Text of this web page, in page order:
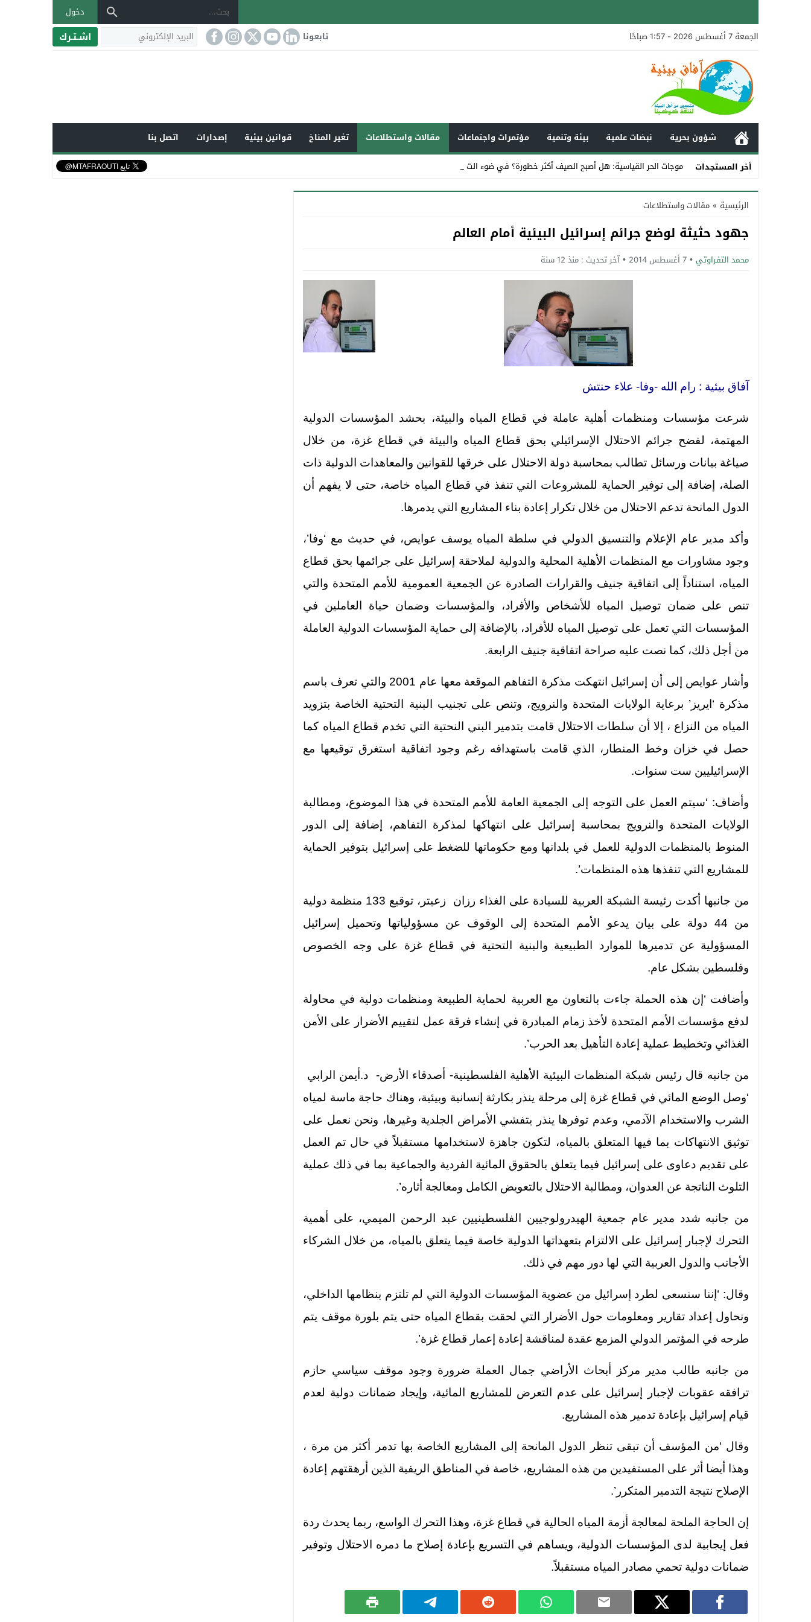
دخول
الجمعة 7 أغسطس 2026 - 1:57 صباحًا
تابعونا اشـتـرك
شؤون بحرية نبضات علمية بيئة وتنمية مؤتمرات واجتماعات مقالات واستطلاعات تغير المناخ قوانين بيئية إصدارات
اتصل بنا
أخر المستجدات
موجات الحر القياسية: هل أصبح الصيف أكثر خطورة؟ في ضوء التغير المناخ _
Stop
Previous
Next
الرئيسية » مقالات واستطلاعات
جهود حثيثة لوضع جرائم إسرائيل البيئية أمام العالم
محمد التفراوتي 7 أغسطس 2014 آخر تحديث : منذ 12 سنة
آفاق بيئية : رام الله -وفا- علاء حنتش
شرعت مؤسسات ومنظمات أهلية عاملة في قطاع المياه والبيئة، بحشد المؤسسات الدولية
المهتمة، لفضح جرائم الاحتلال الإسرائيلي بحق قطاع المياه والبيئة في قطاع غزة، من خلال
صياغة بيانات ورسائل تطالب بمحاسبة دولة الاحتلال على خرقها للقوانين والمعاهدات الدولية ذات
الصلة، إضافة إلى توفير الحماية للمشروعات التي تنفذ في قطاع المياه خاصة، حتى لا يفهم أن
الدول المانحة تدعم الاحتلال من خلال تكرار إعادة بناء المشاريع التي يدمرها.
وأكد مدير عام الإعلام والتنسيق الدولي في سلطة المياه يوسف عوايص، في حديث مع ‘وفا’،
وجود مشاورات مع المنظمات الأهلية المحلية والدولية لملاحقة إسرائيل على جرائمها بحق قطاع
المياه، استناداً إلى اتفاقية جنيف والقرارات الصادرة عن الجمعية العمومية للأمم المتحدة والتي
تنص على ضمان توصيل المياه للأشخاص والأفراد، والمؤسسات وضمان حياة العاملين في
المؤسسات التي تعمل على توصيل المياه للأفراد، بالإضافة إلى حماية المؤسسات الدولية العاملة
من أجل ذلك، كما نصت عليه صراحة اتفاقية جنيف الرابعة.
وأشار عوايص إلى أن إسرائيل انتهكت مذكرة التفاهم الموقعة معها عام 2001 والتي تعرف باسم
مذكرة ‘ايريز’ برعاية الولايات المتحدة والنرويج، وتنص على تجنيب البنية التحتية الخاصة بتزويد
المياه من النزاع ، إلا أن سلطات الاحتلال قامت بتدمير البني النحتية التي تخدم قطاع المياه كما
حصل في خزان وخط المنطار، الذي قامت باستهدافه رغم وجود اتفاقية استغرق توقيعها مع
الإسرائيليين ست سنوات.
وأضاف: ‘سيتم العمل على التوجه إلى الجمعية العامة للأمم المتحدة في هذا الموضوع، ومطالبة
الولايات المتحدة والنرويج بمحاسبة إسرائيل على انتهاكها لمذكرة التفاهم، إضافة إلى الدور
المنوط بالمنظمات الدولية للعمل في بلدانها ومع حكوماتها للضغط على إسرائيل بتوفير الحماية
للمشاريع التي تنفذها هذه المنظمات’.
من جانبها أكدت رئيسة الشبكة العربية للسيادة على الغذاء رزان زعيتر، توقيع 133 منظمة دولية
من 44 دولة على بيان يدعو الأمم المتحدة إلى الوقوف عن مسؤولياتها وتحميل إسرائيل
المسؤولية عن تدميرها للموارد الطبيعية والبنية التحتية في قطاع غزة على وجه الخصوص
وفلسطين بشكل عام.
وأضافت ‘إن هذه الحملة جاءت بالتعاون مع العربية لحماية الطبيعة ومنظمات دولية في محاولة
لدفع مؤسسات الأمم المتحدة لأخذ زمام المبادرة في إنشاء فرقة عمل لتقييم الأضرار على الأمن
الغذائي وتخطيط عملية إعادة التأهيل بعد الحرب’.
من جانبه قال رئيس شبكة المنظمات البيئية الأهلية الفلسطينية- أصدقاء الأرض- د.أيمن الرابي
‘وصل الوضع المائي في قطاع غزة إلى مرحلة ينذر بكارثة إنسانية وبيئية، وهناك حاجة ماسة لمياه
الشرب والاستخدام الآدمي، وعدم توفرها ينذر يتفشي الأمراض الجلدية وغيرها، ونحن نعمل على
توثيق الانتهاكات بما فيها المتعلق بالمياه، لتكون جاهزة لاستخدامها مستقبلاً في حال تم العمل
على تقديم دعاوى على إسرائيل فيما يتعلق بالحقوق المائية الفردية والجماعية بما في ذلك عملية
التلوث الناتجة عن العدوان، ومطالبة الاحتلال بالتعويض الكامل ومعالجة أثاره’.
من جانبه شدد مدير عام جمعية الهيدرولوجيين الفلسطينيين عبد الرحمن الميمي، على أهمية
التحرك لإجبار إسرائيل على الالتزام بتعهداتها الدولية خاصة فيما يتعلق بالمياه، من خلال الشركاء
الأجانب والدول العربية التي لها دور مهم في ذلك.
وقال: ‘إننا سنسعى لطرد إسرائيل من عضوية المؤسسات الدولية التي لم تلتزم بنظامها الداخلي،
ونحاول إعداد تقارير ومعلومات حول الأضرار التي لحقت بقطاع المياه حتى يتم بلورة موقف يتم
طرحه في المؤتمر الدولي المزمع عقدة لمناقشة إعادة إعمار قطاع غزة’.
من جانبه طالب مدير مركز أبحاث الأراضي جمال العملة ضرورة وجود موقف سياسي حازم
ترافقه عقوبات لإجبار إسرائيل على عدم التعرض للمشاريع المائية، وإيجاد ضمانات دولية لعدم
قيام إسرائيل بإعادة تدمير هذه المشاريع.
وقال ‘من المؤسف أن تبقى تنظر الدول المانحة إلى المشاريع الخاصة بها تدمر أكثر من مرة ،
وهذا أيضا أثر على المستفيدين من هذه المشاريع، خاصة في المناطق الريفية الذين أرهقتهم إعادة
الإصلاح نتيجة التدمير المتكرر’.
إن الحاجة الملحة لمعالجة أزمة المياه الحالية في قطاع غزة، وهذا التحرك الواسع، ربما يحدث ردة
فعل إيجابية لدى المؤسسات الدولية، ويساهم في التسريع بإعادة إصلاح ما دمره الاحتلال وتوفير
ضمانات دولية تحمي مصادر المياه مستقبلاً.